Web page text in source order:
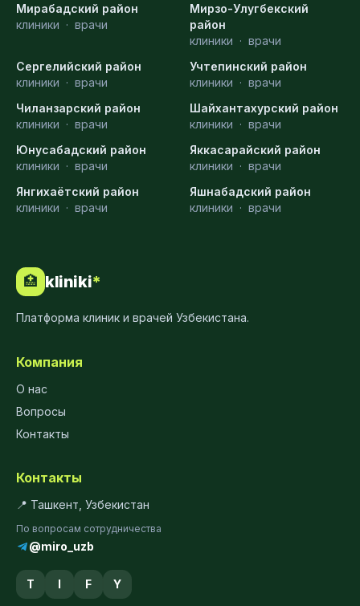
Мирабадский район
клиники · врачи
Мирзо-Улугбекский
район
клиники · врачи
Сергелийский район
клиники · врачи
Учтепинский район
клиники · врачи
Чиланзарский район
клиники · врачи
Шайхантахурский район
клиники · врачи
Юнусабадский район
клиники · врачи
Яккасарайский район
клиники · врачи
Янгихаётский район
клиники · врачи
Яшнабадский район
клиники · врачи
🏥 kliniki*
Платформа клиник и врачей Узбекистана.
Компания
О нас
Вопросы
Контакты
Контакты
📍 Ташкент, Узбекистан
По вопросам сотрудничества
@miro_uzb
T I F Y